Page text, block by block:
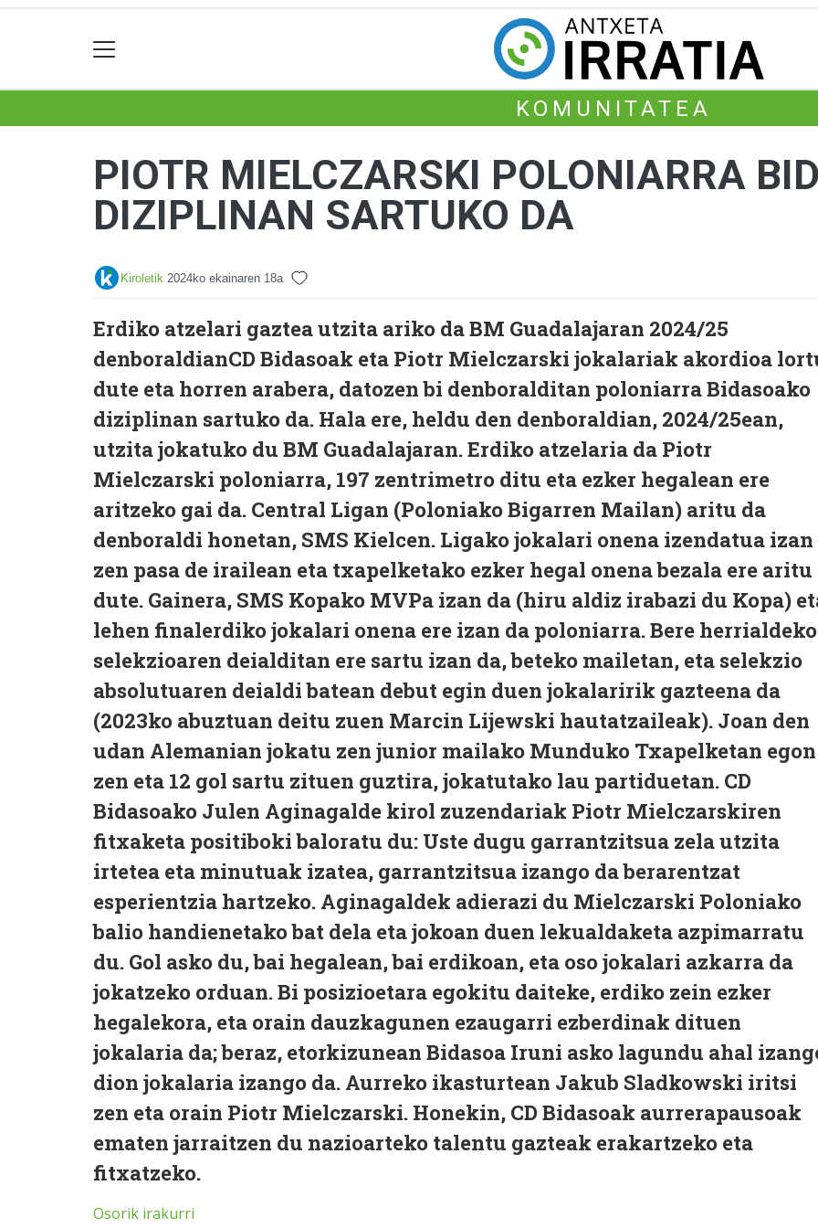
KOMUNITATEA
PIOTR MIELCZARSKI POLONIARRA
DIZIPLINAN SARTUKO DA
Kiroletik 2024ko ekainaren 18a
Erdiko atzelari gaztea utzita ariko da BM Guadalajaran 2024/25
denboraldianCD Bidasoak eta Piotr Mielczarski jokalariak akordioa
dute eta horren arabera, datozen bi denboralditan poloniarra Bidasoako
diziplinan sartuko da. Hala ere, heldu den denboraldian, 2024/25ean,
utzita jokatuko du BM Guadalajaran. Erdiko atzelaria da Piotr
Mielczarski poloniarra, 197 zentrimetro ditu eta ezker hegalean ere
aritzeko gai da. Central Ligan (Poloniako Bigarren Mailan) aritu da
denboraldi honetan, SMS Kielcen. Ligako jokalari onena izendatua izan
zen pasa de irailean eta txapelketako ezker hegal onena bezala ere aritu
dute. Gainera, SMS Kopako MVPa izan da (hiru aldiz irabazi du Kopa)
lehen finalerdiko jokalari onena ere izan da poloniarra. Bere herrialdeko
selekzioaren deialditan ere sartu izan da, beteko mailetan, eta selekzio
absolutuaren deialdi batean debut egin duen jokalaririk gazteena da
(2023ko abuztuan deitu zuen Marcin Lijewski hautatzaileak). Joan den
udan Alemanian jokatu zen junior mailako Munduko Txapelketan egon
zen eta 12 gol sartu zituen guztira, jokatutako lau partiduetan. CD
Bidasoako Julen Aginagalde kirol zuzendariak Piotr Mielczarskiren
fitxaketa positiboki baloratu du: Uste dugu garrantzitsua zela utzita
irtetea eta minutuak izatea, garrantzitsua izango da berarentzat
esperientzia hartzeko. Aginagaldek adierazi du Mielczarski Poloniako
balio handienetako bat dela eta jokoan duen lekualdaketa azpimarratu
du. Gol asko du, bai hegalean, bai erdikoan, eta oso jokalari azkarra da
jokatzeko orduan. Bi posizioetara egokitu daiteke, erdiko zein ezker
hegalekora, eta orain dauzkagunen ezaugarri ezberdinak dituen
jokalaria da; beraz, etorkizunean Bidasoa Iruni asko lagundu ahal
dion jokalaria izango da. Aurreko ikasturtean Jakub Sladkowski iritsi
zen eta orain Piotr Mielczarski. Honekin, CD Bidasoak aurrerapausoak
ematen jarraitzen du nazioarteko talentu gazteak erakartzeko eta
fitxatzeko.
Osorik irakurri